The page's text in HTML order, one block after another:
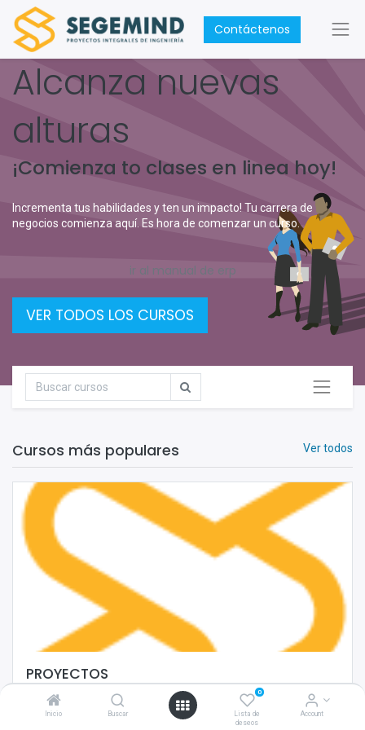
Inicio Buscar
0
Lista de
deseos
Account
Contáctenos
Alcanza nuevas
alturas
¡Comienza to clases en linea hoy!
Incrementa tus habilidades y ten un impacto! Tu carrera de
negocios comienza aquí. Es hora de comenzar un curso.
ir al manual de erp
VER TODOS LOS CURSOS
Ver todos
Cursos más populares
PROYECTOS
4 horas 4 minutos 21pasos